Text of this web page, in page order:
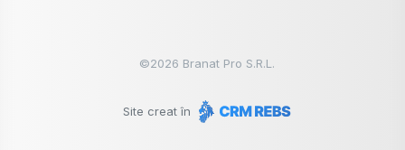
©2026 Branat Pro S.R.L.
Site creat în